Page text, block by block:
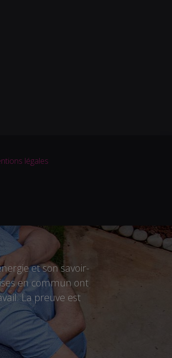
légales
et son savoir-
en commun ont
La preuve est